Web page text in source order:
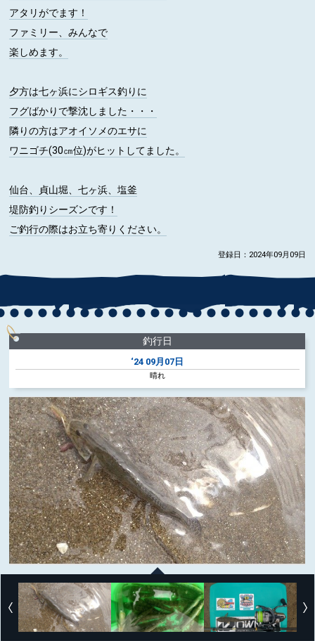
アタリがでます！
ファミリー、みんなで
楽しめます。
夕方は七ヶ浜にシロギス釣りに
フグばかりで撃沈しました・・・
隣りの方はアオイソメのエサに
ワニゴチ(30㎝位)がヒットしてました。
仙台、貞山堀、七ヶ浜、塩釜
堤防釣りシーズンです！
ご釣行の際はお立ち寄りください。
登録日：2024年09月09日
釣行日
‘24 09月07日
晴れ